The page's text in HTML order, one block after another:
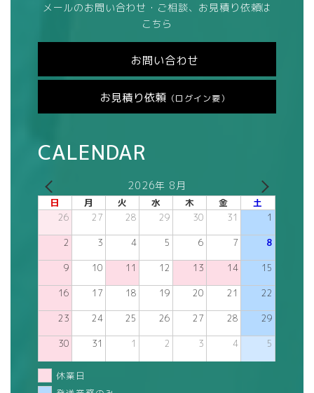
メールのお問い合わせ・ご相談、お見積り依頼は
こちら
お問い合わせ
お見積り依頼 （ログイン要）
CALENDAR
2026年 8月
日 月 火 水 木 金 土
26 27 28 29 30 31 1
2 3 4 5 6 7 8
9 10 11 12 13 14 15
16 17 18 19 20 21 22
23 24 25 26 27 28 29
30 31 1 2 3 4 5
休業日